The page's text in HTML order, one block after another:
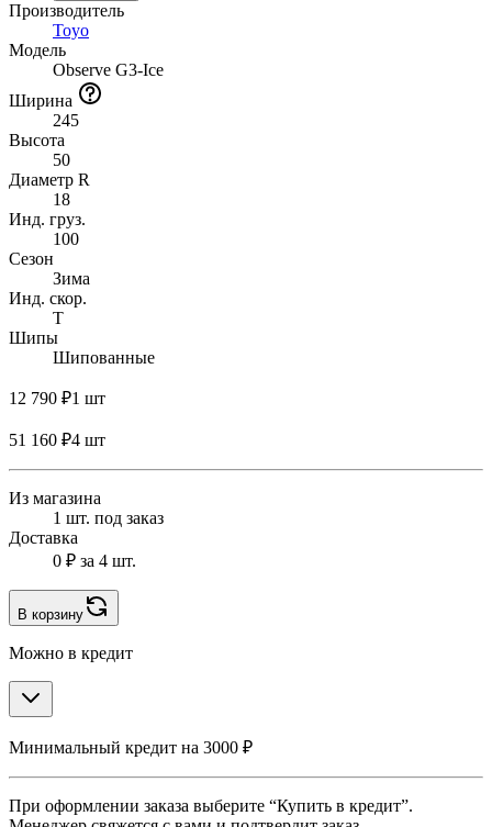
Производитель
Toyo
Модель
Observe G3-Ice
Ширина
245
Высота
50
Диаметр R
18
Инд. груз.
100
Сезон
Зима
Инд. скор.
T
Шипы
Шипованные
12 790 ₽1 шт
51 160 ₽4 шт
Из магазина
1 шт. под заказ
Доставка
0 ₽ за 4 шт.
В корзину
Можно в кредит
Минимальный кредит на 3000 ₽
При оформлении заказа выберите “Купить в кредит”.